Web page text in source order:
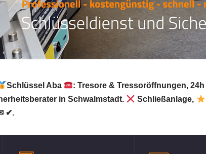
Schlüssel Aba : Tresore & Tressoröffnungen,
in Schwalmstadt. Schließanlage,
✔.